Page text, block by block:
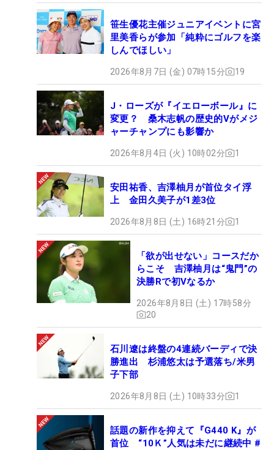
笹生優花主催ジュニアイベントに宮
里美香らが参加「純粋にゴルフを楽
しんでほしい」
2026年8月7日 (金) 07時15分 19
J・ローズが『イエローボール』に
変更？ 桑木志帆の歴史的Vがメジ
ャーチャンプにも影響か
2026年8月4日 (火) 10時02分 1
安田祐香、吉澤柚月が首位タイ浮
上 金田久美子が1差3位
2026年8月8日 (土) 16時21分 1
「欲が出せない」コースだか
らこそ 吉澤柚月は“鬼門”の
決勝Rで初Vなるか
2026年8月8日 (土) 17時58分
20
石川遼は終盤の4連続バーディで決
勝進出 杉浦悠太は予選落ち/米男
子下部
2026年8月8日 (土) 10時33分 1
話題の新作を抑えて『G440 K』が
首位 “10Ｋ”人気は未だに継続中 #